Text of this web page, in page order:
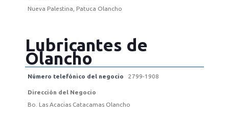
Nueva Palestina, Patuca Olancho
Lubricantes de
Olancho
Número telefónico del negocio 2799-1908
Dirección del Negocio
Bo. Las Acacias Catacamas Olancho